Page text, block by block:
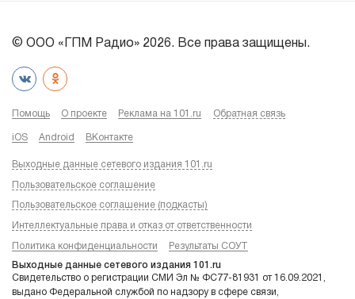
© ООО «ГПМ Радио» 2026. Все права защищены.
Помощь О проекте Реклама на 101.ru Обратная связь
iOS Android ВКонтакте
Выходные данные сетевого издания 101.ru
Пользовательское соглашение
Пользовательское соглашение (подкасты)
Интеллектуальные права и отказ от ответственности
Политика конфиденциальности Результаты СОУТ
Выходные данные сетевого издания 101.ru
Свидетельство о регистрации СМИ Эл № ФС77-81931 от 16.09.2021,
выдано Федеральной службой по надзору в сфере связи,